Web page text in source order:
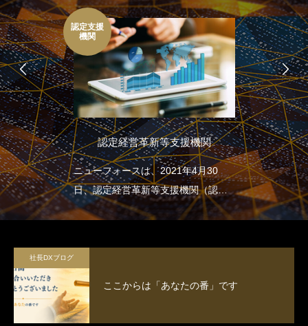
認定支援
機関
認定経営革新等支援機関
ニューフォースは、2021年4月30
日、認定経営革新等支援機関（認定
支援機関）となりました
社長DXブログ
ここからは「あなたの番」です